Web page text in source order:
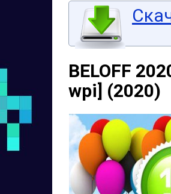
BELOFF
wpi] (2020)